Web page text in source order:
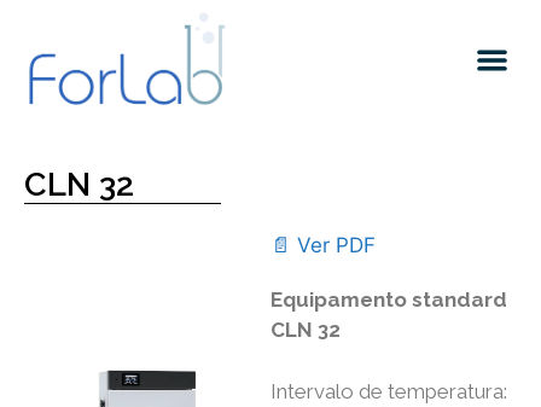
CLN 32
📄 Ver PDF
Equipamento standard
CLN 32
Intervalo de temperatura: